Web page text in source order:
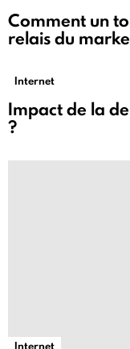
Comment un
relais du
Internet
Impact de la
?
Internet